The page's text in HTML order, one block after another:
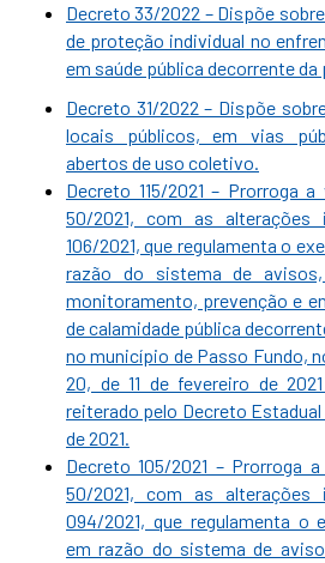
Decreto 33/2022 – Dispõe
de proteção individual no
em saúde pública decorrente da
Decreto 31/2022 – Dispõe
locais públicos, em vias
abertos de uso coletivo.
Decreto 115/2021 – Prorroga
50/2021, com as alterações
106/2021, que regulamenta o
razão do sistema de
monitoramento, prevenção e
de calamidade pública
no município de Passo Fundo,
20, de 11 de fevereiro de
reiterado pelo Decreto Estadual
de 2021.
Decreto 105/2021 – Prorroga
50/2021, com as alterações
094/2021, que regulamenta o
em razão do sistema de